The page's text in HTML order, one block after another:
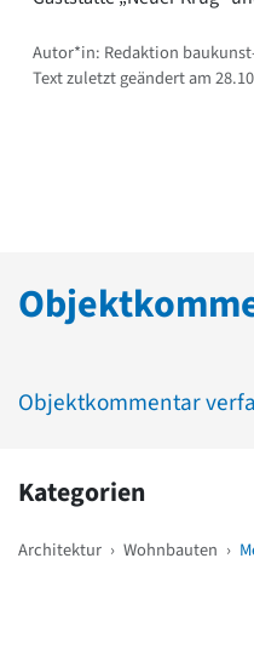
Autor*in: Redaktion
Text zuletzt geändert am
Objektkommentar
Kategorien
Architektur › Wohnbauten ›